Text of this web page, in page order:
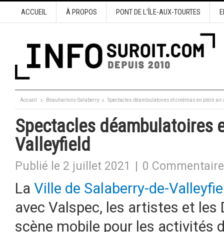
ACCUEIL À PROPOS PONT DE L’ÎLE-AUX-TOURTES
Accueil Beauharnois-Salaberry Spectacles déambulatoires et cinémas en plein air
Spectacles déambulatoires
Valleyfield
Publié le 2 juillet 2021 0 Commentaire
La Ville de Salaberry-de-
avec Valspec, les artistes et
scène mobile pour les activités